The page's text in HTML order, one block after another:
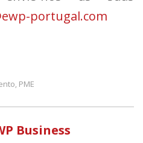
portugal.com
, PME
Business